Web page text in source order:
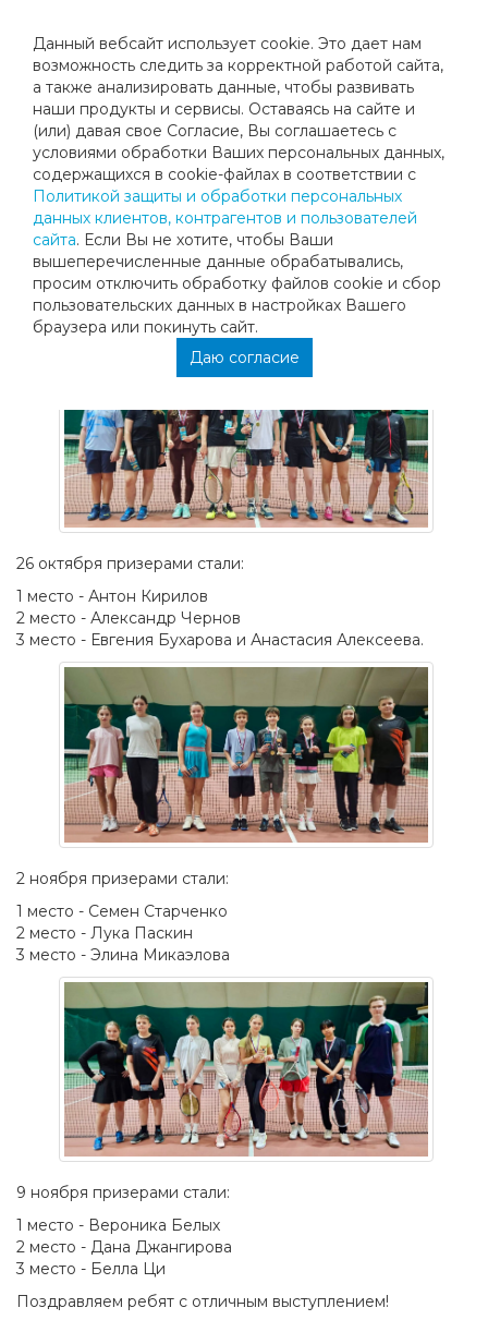
Данный вебсайт использует cookie. Это дает нам
возможность следить за корректной работой сайта,
а также анализировать данные, чтобы развивать
наши продукты и сервисы. Оставаясь на сайте и
(или) давая свое Согласие, Вы соглашаетесь с
условиями обработки Ваших персональных данных,
содержащихся в cookie-файлах в соответствии с
Политикой защиты и обработки персональных
данных клиентов, контрагентов и пользователей
сайта. Если Вы не хотите, чтобы Ваши
вышеперечисленные данные обрабатывались,
просим отключить обработку файлов cookie и сбор
пользовательских данных в настройках Вашего
браузера или покинуть сайт.
Даю согласие
КЛУБНЫЕ ТУРНИРЫ ВЫХОДНОГО
ДНЯ
Возобновляем традицию турниров выходного дня для
учеников клуба «МЕГАСПОРТ ТЕННИС»!
Воскресные турниры - это отличная возможность
приобрести игровой опыт и продемонстрировать
навыки, наработанные за последние месяцы тренировок.
26 октября призерами стали:
1 место - Антон Кирилов
2 место - Александр Чернов
3 место - Евгения Бухарова и Анастасия Алексеева.
2 ноября призерами стали:
1 место - Семен Старченко
2 место - Лука Паскин
3 место - Элина Микаэлова
9 ноября призерами стали:
1 место - Вероника Белых
2 место - Дана Джангирова
3 место - Белла Ци
Поздравляем ребят с отличным выступлением!